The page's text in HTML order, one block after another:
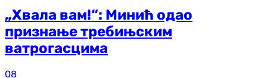
„Хвала вам!“: Минић одао
признање требињским
ватрогасцима
08